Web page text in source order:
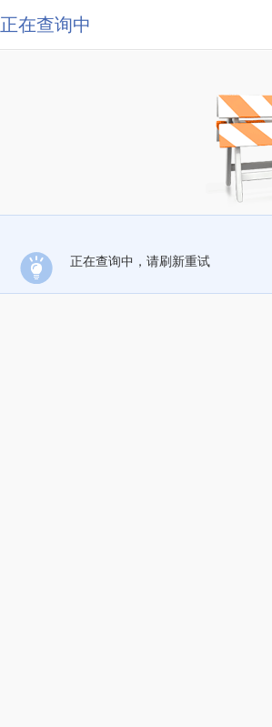
正在查询中
正在查询中，请刷新重试